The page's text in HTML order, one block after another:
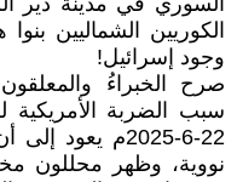
الكوريين الشماليين
وجود إسرائيل!
صرح الخبراءُ
سبب الضربة الأمريكية
22-6-2025م
نووية، وظهر محللون